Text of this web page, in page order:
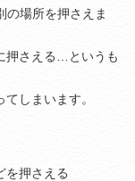
の場所を押さえま
押さえる…というも
しまいます。
を押さえる